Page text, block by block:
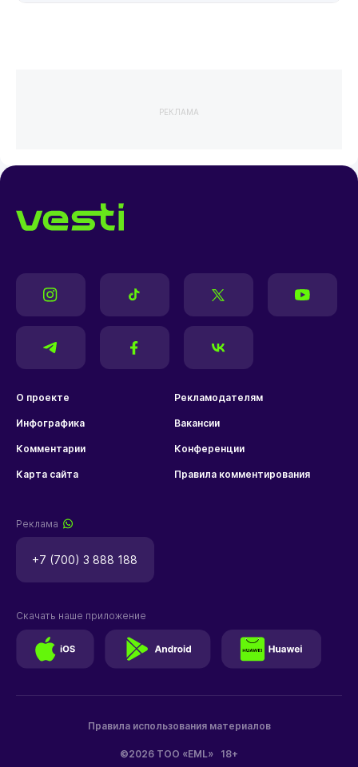
РЕКЛАМА
О проекте Рекламодателям
Инфографика Вакансии
Комментарии Конференции
Карта сайта Правила комментирования
Реклама
+7 (700) 3 888 188
©2026 ТОО «EML» 18+
Правила использования материалов
Скачать наше приложение